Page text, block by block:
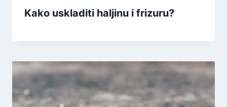
Kako uskladiti haljinu i frizuru?